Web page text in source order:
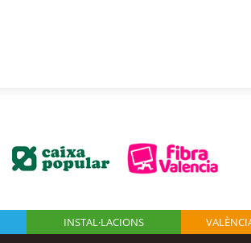
INSTAL·LACIONS